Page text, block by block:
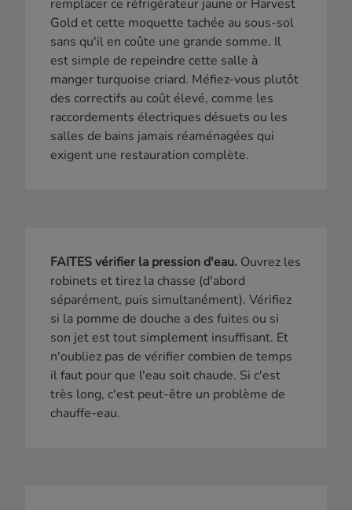
remplacer ce réfrigérateur jaune or Harvest
Gold et cette moquette tachée au sous-sol
sans qu'il en coûte une grande somme. Il
est simple de repeindre cette salle à
manger turquoise criard. Méfiez-vous plutôt
des correctifs au coût élevé, comme les
raccordements électriques désuets ou les
salles de bains jamais réaménagées qui
exigent une restauration complète.
FAITES vérifier la pression d'eau. Ouvrez les
robinets et tirez la chasse (d'abord
séparément, puis simultanément). Vérifiez
si la pomme de douche a des fuites ou si
son jet est tout simplement insuffisant. Et
n'oubliez pas de vérifier combien de temps
il faut pour que l'eau soit chaude. Si c'est
très long, c'est peut-être un problème de
chauffe-eau.